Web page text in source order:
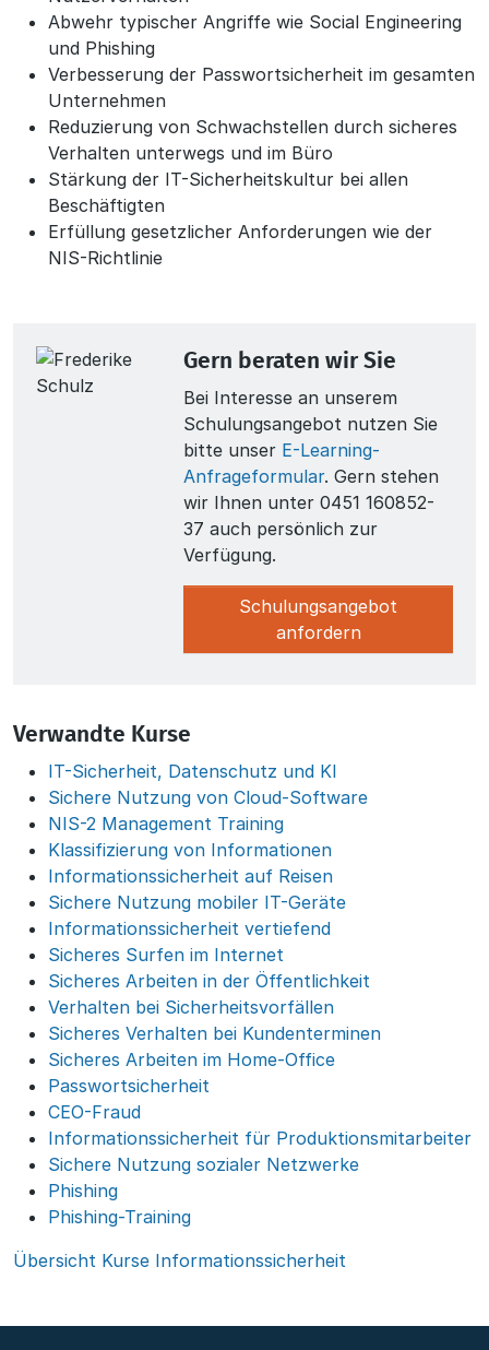
Abwehr typischer Angriffe wie Social Engineering
und Phishing
Verbesserung der Passwortsicherheit im gesamten
Unternehmen
Reduzierung von Schwachstellen durch sicheres
Verhalten unterwegs und im Büro
Stärkung der IT-Sicherheitskultur bei allen
Beschäftigten
Erfüllung gesetzlicher Anforderungen wie der
NIS-Richtlinie
Gern beraten wir Sie
Bei Interesse an unserem
Schulungsangebot nutzen Sie
bitte unser E-Learning-
Anfrageformular. Gern stehen
wir Ihnen unter 0451 160852-
37 auch persönlich zur
Verfügung.
Schulungsangebot
anfordern
Verwandte Kurse
IT-Sicherheit, Datenschutz und KI
Sichere Nutzung von Cloud-Software
NIS-2 Management Training
Klassifizierung von Informationen
Informationssicherheit auf Reisen
Sichere Nutzung mobiler IT-Geräte
Informationssicherheit vertiefend
Sicheres Surfen im Internet
Sicheres Arbeiten in der Öffentlichkeit
Verhalten bei Sicherheitsvorfällen
Sicheres Verhalten bei Kundenterminen
Sicheres Arbeiten im Home-Office
Passwortsicherheit
CEO-Fraud
Informationssicherheit für Produktionsmitarbeiter
Sichere Nutzung sozialer Netzwerke
Phishing
Phishing-Training
Übersicht Kurse Informationssicherheit